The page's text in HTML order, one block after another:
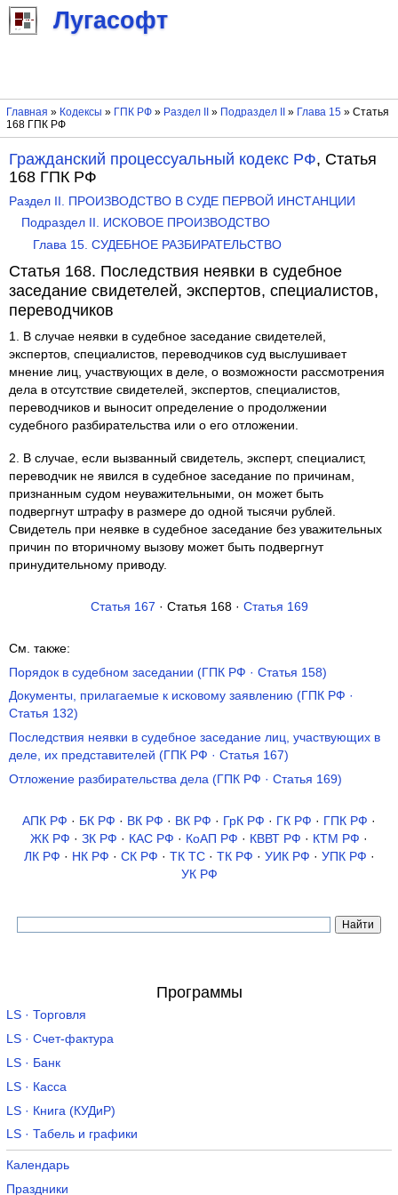
Лугасофт
Главная » Кодексы » ГПК РФ» Раздел II » Подраздел II » Глава 15» Статья
168 ГПК РФ
Гражданский процессуальный кодекс РФ, Статья
168 ГПК РФ
Раздел II. ПРОИЗВОДСТВО В СУДЕ ПЕРВОЙ ИНСТАНЦИИ
Подраздел II. ИСКОВОЕ ПРОИЗВОДСТВО
Глава 15. СУДЕБНОЕ РАЗБИРАТЕЛЬСТВО
Статья 168. Последствия неявки в судебное
заседание свидетелей, экспертов, специалистов,
переводчиков
1. В случае неявки в судебное заседание свидетелей,
экспертов, специалистов, переводчиков суд выслушивает
мнение лиц, участвующих в деле, о возможности рассмотрения
дела в отсутствие свидетелей, экспертов, специалистов,
переводчиков и выносит определение о продолжении
судебного разбирательства или о его отложении.
2. В случае, если вызванный свидетель, эксперт, специалист,
переводчик не явился в судебное заседание по причинам,
признанным судом неуважительными, он может быть
подвергнут штрафу в размере до одной тысячи рублей.
Свидетель при неявке в судебное заседание без уважительных
причин по вторичному вызову может быть подвергнут
принудительному приводу.
Статья 167 · Статья 168 · Статья 169
См. также:
Порядок в судебном заседании (ГПК РФ · Статья 158)
Документы, прилагаемые к исковому заявлению (ГПК РФ ·
Статья 132)
Последствия неявки в судебное заседание лиц, участвующих в
деле, их представителей (ГПК РФ · Статья 167)
Отложение разбирательства дела (ГПК РФ · Статья 169)
АПК РФ · БК РФ · ВК РФ · ВК РФ · ГрК РФ · ГК РФ · ГПК РФ ·
ЖК РФ · ЗК РФ · КАС РФ · КоАП РФ · КВВТ РФ · КТМ РФ ·
ЛК РФ · НК РФ · СК РФ · ТК TC· ТК РФ · УИК РФ · УПК РФ ·
УК РФ
Программы
LS · Торговля
LS · Счет-фактура
LS · Банк
LS · Касса
LS · Книга (КУДиР)
LS · Табель и графики
Календарь
Праздники